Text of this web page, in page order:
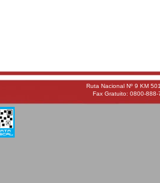
Ruta Nacional Nº 9 KM
Fax Gratuito: 0800-888-